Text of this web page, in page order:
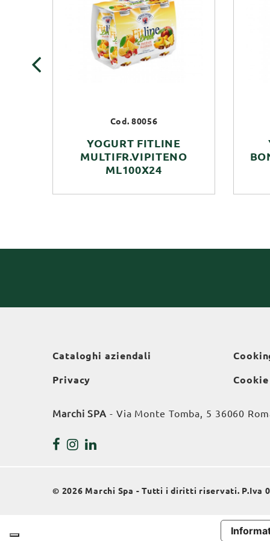
Cod. 80056
YOGURT FITLINE
MULTIFR.VIPITENO
ML100X24
Cataloghi aziendali
Privacy
Marchi SPA - Via Monte Tomba, 5 36060
© 2026 Marchi Spa - Tutti i diritti riservati. P.Iva